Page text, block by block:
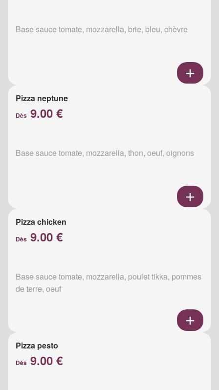
Base sauce tomate, mozzarella, brie, bleu, chèvre
Pizza neptune
Dès 9.00 €
Base sauce tomate, mozzarella, thon, oeuf, oignons
Pizza chicken
Dès 9.00 €
Base sauce tomate, mozzarella, poulet tikka, pommes
de terre, oeuf
Pizza pesto
Dès 9.00 €